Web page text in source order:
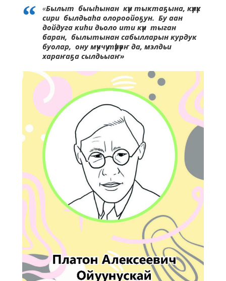
«Былыт быыһынан күн тыктаҕына, күлүк
сири былдьаһа олороойоҕун. Бу аан
дойдуга киһи дьоло ити күн тыган
баран, былытынан сабылларын курдук
буолар, ону мүччү түһүөҥ да, мэлдьи
хараҥаҕа сылдьыаҥ»